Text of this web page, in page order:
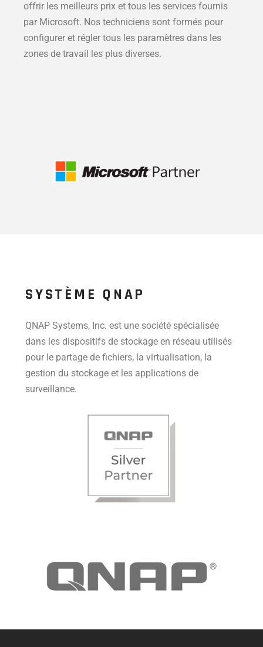
offrir les meilleurs prix et tous les services fournis
par Microsoft. Nos techniciens sont formés pour
configurer et régler tous les paramètres dans les
zones de travail les plus diverses.
SYSTÈME QNAP
QNAP Systems, Inc. est une société spécialisée
dans les dispositifs de stockage en réseau utilisés
pour le partage de fichiers, la virtualisation, la
gestion du stockage et les applications de
surveillance.